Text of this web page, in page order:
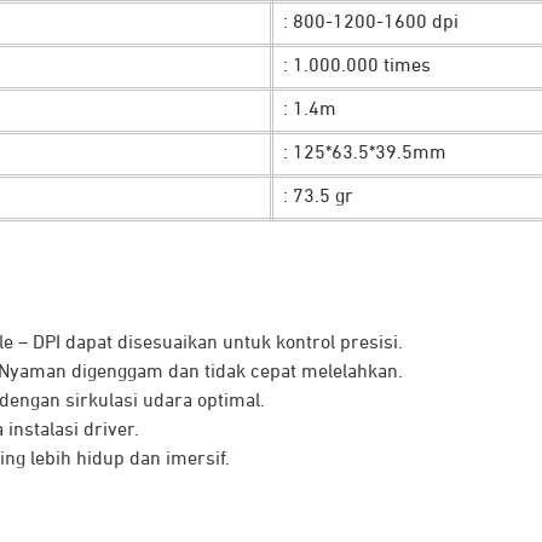
EVERY CLICK DECIDES THE GAME
yang dengan tingkat responsivitas tinggi dan DPI bisa
gaming yang imersif. Ditambah desainhoneycomb
: 800-1200-1600 dpi
: 1.000.000 times
: 1.4m
: 125*63.5*39.5mm
: 73.5 gr
– DPI dapat disesuaikan untuk kontrol presisi.
digenggam dan tidak cepat melelahkan.
sirkulasi udara optimal.
instalasi driver.
lebih hidup dan imersif.